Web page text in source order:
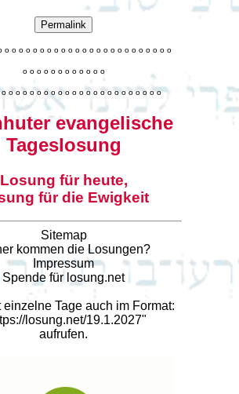
Permalink
o o o o o o o o o o o o o o o o o o o o o o o o
o o o o o o o o o o o o
o o o o o o o o o o o o o o o o o o o o o o o
evangelische
Tageslosung
Losung für heute,
für die Ewigkeit
Sitemap
kommen die Losungen?
Impressum
Spende für losung.net
einzelne Tage auch im Format:
losung.net/19.1.2027"
aufrufen.